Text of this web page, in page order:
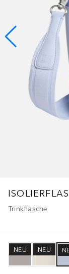
Trinkflasche
NEU NEU